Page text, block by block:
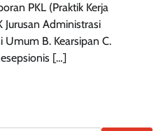
PKL (Praktik Kerja
Jurusan Administrasi
Umum B. Kearsipan C.
[…]